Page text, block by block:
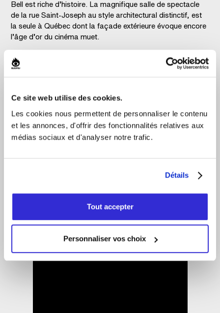
Ce site web utilise des cookies.
Les cookies nous permettent de personnaliser le contenu
et les annonces, d'offrir des fonctionnalités relatives aux
médias sociaux et d'analyser notre trafic.
Détails
Tout accepter
Personnaliser vos choix
Bell est riche d’histoire. La magnifique salle de spectacle
de la rue Saint-Joseph au style architectural distinctif, est
la seule à Québec dont la façade extérieure évoque encore
l’âge d’or du cinéma muet.
Depuis son acquisition en 2014, elle se démarque par sa
programmation musicale audacieuse, éclectique et
Capacité de 900 places
160 spectacles annuellement